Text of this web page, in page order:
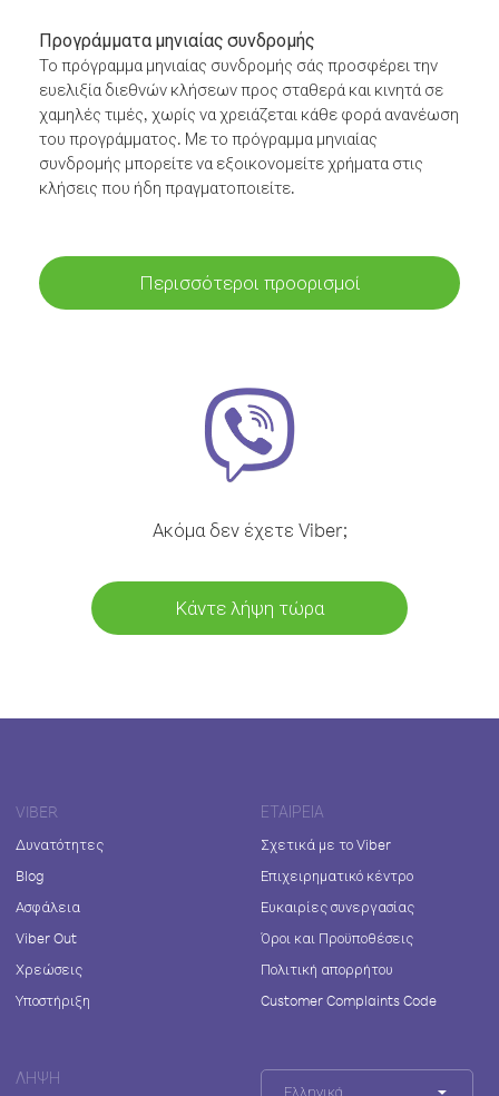
Προγράμματα μηνιαίας συνδρομής
Το πρόγραμμα μηνιαίας συνδρομής σάς προσφέρει την
ευελιξία διεθνών κλήσεων προς σταθερά και κινητά σε
χαμηλές τιμές, χωρίς να χρειάζεται κάθε φορά ανανέωση
του προγράμματος. Με το πρόγραμμα μηνιαίας
συνδρομής μπορείτε να εξοικονομείτε χρήματα στις
κλήσεις που ήδη πραγματοποιείτε.
Περισσότεροι προορισμοί
Ακόμα δεν έχετε Viber;
Κάντε λήψη τώρα
VIBER
Δυνατότητες
Blog
Ασφάλεια
Viber Out
Χρεώσεις
Υποστήριξη
ΕΤΑΙΡΕΊΑ
Σχετικά με το Viber
Επιχειρηματικό κέντρο
Ευκαιρίες συνεργασίας
Όροι και Προϋποθέσεις
Πολιτική απορρήτου
Customer Complaints Code
ΛΉΨΗ
Ελληνικά